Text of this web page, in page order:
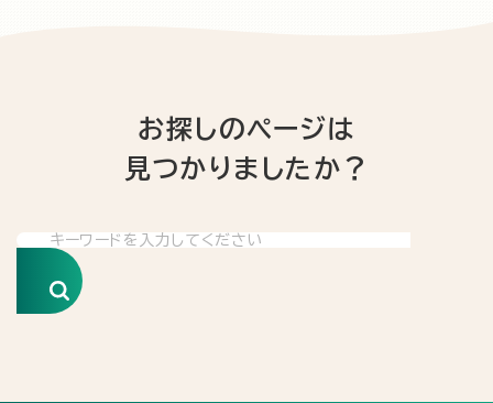
お探しのページは
見つかりましたか？
検索